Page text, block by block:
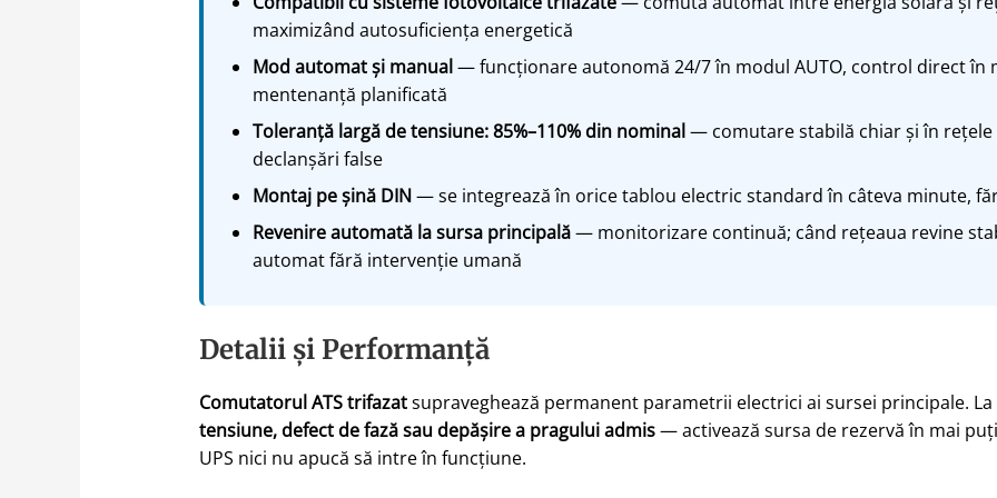
maximizând autosuficiența energetică
Mod automat și manual— funcționare autonomă 24/7 în modul AUTO, control direct în
mentenanță planificată
Toleranță largă de tensiune: 85%–110% din nominal— comutare stabilă chiar și în rețele
declanșări false
Montaj pe șină DIN— se integrează în orice tablou electric standard în câteva minute,
Revenire automată la sursa principală— monitorizare continuă; când rețeaua revine
automat fără intervenție umană
Detalii și Performanță
Comutatorul ATS trifazatsupraveghează permanent parametrii electrici ai sursei principale.
tensiune, defect de fază sau depășire a pragului admis— activează sursa de rezervă în mai
UPS nici nu apucă să intre în funcțiune.